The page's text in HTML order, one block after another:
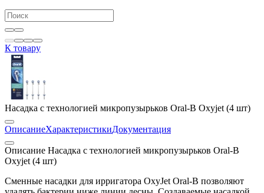
К товару
Насадка с технологией микропузырьков Oral-B Oxyjet (4 шт)
ОписаниеХарактеристикиДокументация
Описание Насадка с технологией микропузырьков Oral-B
Oxyjet (4 шт)
Сменные насадки для ирригатора OxyJet Oral-B позволяют